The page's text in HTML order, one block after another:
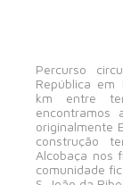
Percurso
República
km entre
encontramos
originalmente
construção
Alcobaça nos
comunidade